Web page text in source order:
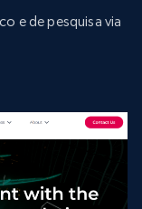
e de pesquisa via